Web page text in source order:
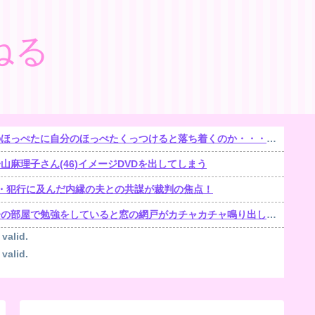
る
ぺたに自分のほっぺたくっつけると落ち着くのか・・・【再】
麻理子さん(46)イメージDVDを出してしまう
行に及んだ内縁の夫との共謀が裁判の焦点！
で勉強をしていると窓の網戸がカチャカチャ鳴り出した。【再】
valid.
valid.